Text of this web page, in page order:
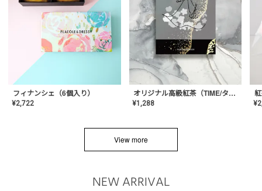
フィナンシェ（6個入り）
¥2,722
オリジナル高級紅茶（TIME/タイム）【ギフト/プチギフト/プレゼント/内祝い/結婚式/オリジナル配合/高品質/ハーブティー/茶葉/記念日/お返し/手土産/美容/おしゃれ】
¥1,288 ¥
View more
NEW ARRIVAL